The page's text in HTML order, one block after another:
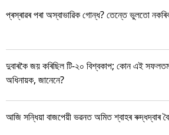
প্ৰস্ৰাৱৰ পৰা অস্বাভাৱিক গোন্ধ? তেন্তে ভুলতো
দুবাৰকৈ জয় কৰিছিল টি-২০ বিশ্বকাপ; কোন এই
অধিনায়ক, জানেনে?
আজি সন্ধিয়া বাজপেয়ী ভৱনত অমিত শ্বাহৰ ৰুদ্ধদ্বাৰ